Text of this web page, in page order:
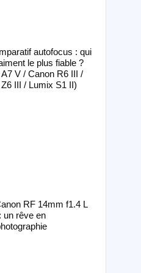
autofocus : qui
le plus fiable ?
V / Canon R6 III /
III / Lumix S1 II)
RF 14mm f1.4 L
un rêve en